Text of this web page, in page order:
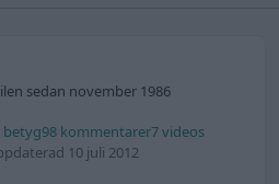
sedan november 1986
betyg98 kommentarer7 videos
10 juli 2012